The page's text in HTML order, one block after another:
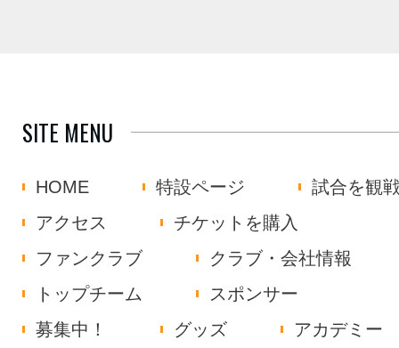
SITE MENU
HOME 特設ページ
試合を観
アクセス
チケットを購入
ファンクラブ
クラブ・会社情報
トップチーム
スポンサー
募集中！
グッズ
アカデミー